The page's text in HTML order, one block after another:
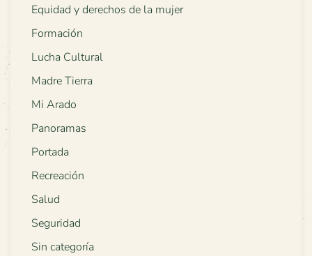
Equidad y derechos de la mujer
Formación
Lucha Cultural
Madre Tierra
Mi Arado
Panoramas
Portada
Recreación
Salud
Seguridad
Sin categoría